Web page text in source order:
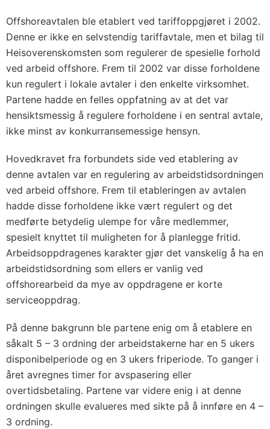
Offshoreavtalen ble etablert ved tariffoppgjøret i 2002.
Denne er ikke en selvstendig tariffavtale, men et bilag til
Heisoverenskomsten som regulerer de spesielle forhold
ved arbeid offshore. Frem til 2002 var disse forholdene
kun regulert i lokale avtaler i den enkelte virksomhet.
Partene hadde en felles oppfatning av at det var
hensiktsmessig å regulere forholdene i en sentral avtale,
ikke minst av konkurransemessige hensyn.
Hovedkravet fra forbundets side ved etablering av
denne avtalen var en regulering av arbeidstidsordningen
ved arbeid offshore. Frem til etableringen av avtalen
hadde disse forholdene ikke vært regulert og det
medførte betydelig ulempe for våre medlemmer,
spesielt knyttet til muligheten for å planlegge fritid.
Arbeidsoppdragenes karakter gjør det vanskelig å ha en
arbeidstidsordning som ellers er vanlig ved
offshorearbeid da mye av oppdragene er korte
serviceoppdrag.
På denne bakgrunn ble partene enig om å etablere en
såkalt 5 – 3 ordning der arbeidstakerne har en 5 ukers
disponibelperiode og en 3 ukers friperiode. To ganger i
året avregnes timer for avspasering eller
overtidsbetaling. Partene var videre enig i at denne
ordningen skulle evalueres med sikte på å innføre en 4 –
3 ordning.